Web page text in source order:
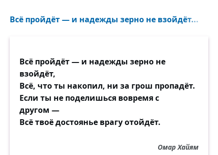
Всё пройдёт — и надежды зерно не взойдёт...
Всё пройдёт — и надежды зерно не
взойдёт,
Всё, что ты накопил, ни за грош пропадёт.
Если ты не поделишься вовремя с
другом —
Всё твоё достоянье врагу отойдёт.
Омар Хайям